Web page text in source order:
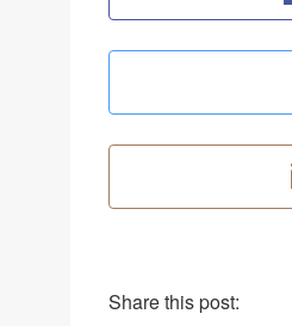
Share this post: